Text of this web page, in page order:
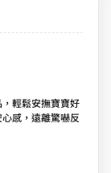
輕鬆安撫寶寶好
感，遠離驚嚇反